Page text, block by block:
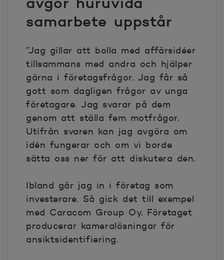
samarbete uppstår
”Jag gillar att bolla med affärsidéer
tillsammans med andra och hjälper
gärna i företagsfrågor. Jag får så
gott som dagligen frågor av unga
företagare. Jag svarar på dem
genom att ställa fem motfrågor.
Utifrån svaren kan jag avgöra om
idén fungerar och om vi borde
sätta oss ner för att diskutera den.
Ibland går jag in i företag som
investerare. Så gick det till exempel
med Caracom Group Oy. Företaget
producerar kameralösningar för
ansiktsidentifiering.